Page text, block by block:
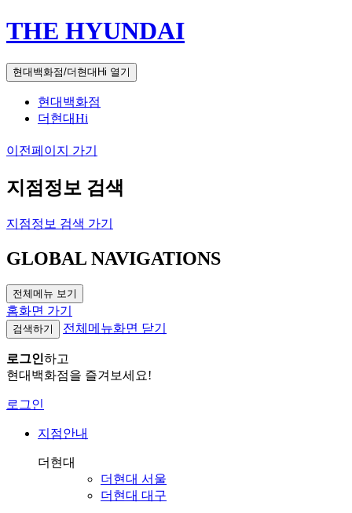
THE HYUNDAI
현대백화점/더현대Hi 열기
현대백화점
더현대Hi
이전페이지 가기
지점정보 검색
지점정보 검색 가기
GLOBAL NAVIGATIONS
전체메뉴 보기
홈화면 가기
검색하기 전체메뉴화면 닫기
로그인하고
현대백화점을 즐겨보세요!
로그인
지점안내
더현대
더현대 서울
더현대 대구